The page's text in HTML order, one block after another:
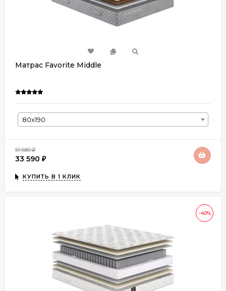
Матрас Favorite Middle
80х190
51 680₽
33 590 ₽
КУПИТЬ В 1 КЛИК
-40%